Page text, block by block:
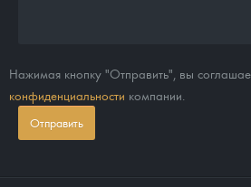
Нажимая кнопку "Отправить", вы
конфиденциальности компании.
Отправить